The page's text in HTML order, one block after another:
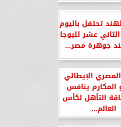
تحتفل باليوم
عشر لليوجا
الإيطالي
المكارم ينافس
التأهل لكأس
العالم...